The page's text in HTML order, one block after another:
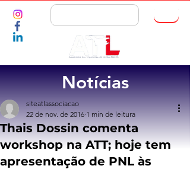
Notícias
Thais Dossin comenta
workshop na ATT; hoje tem
apresentação de PNL às
siteatlassociacao
22 de nov. de 2016 1 min de leitura